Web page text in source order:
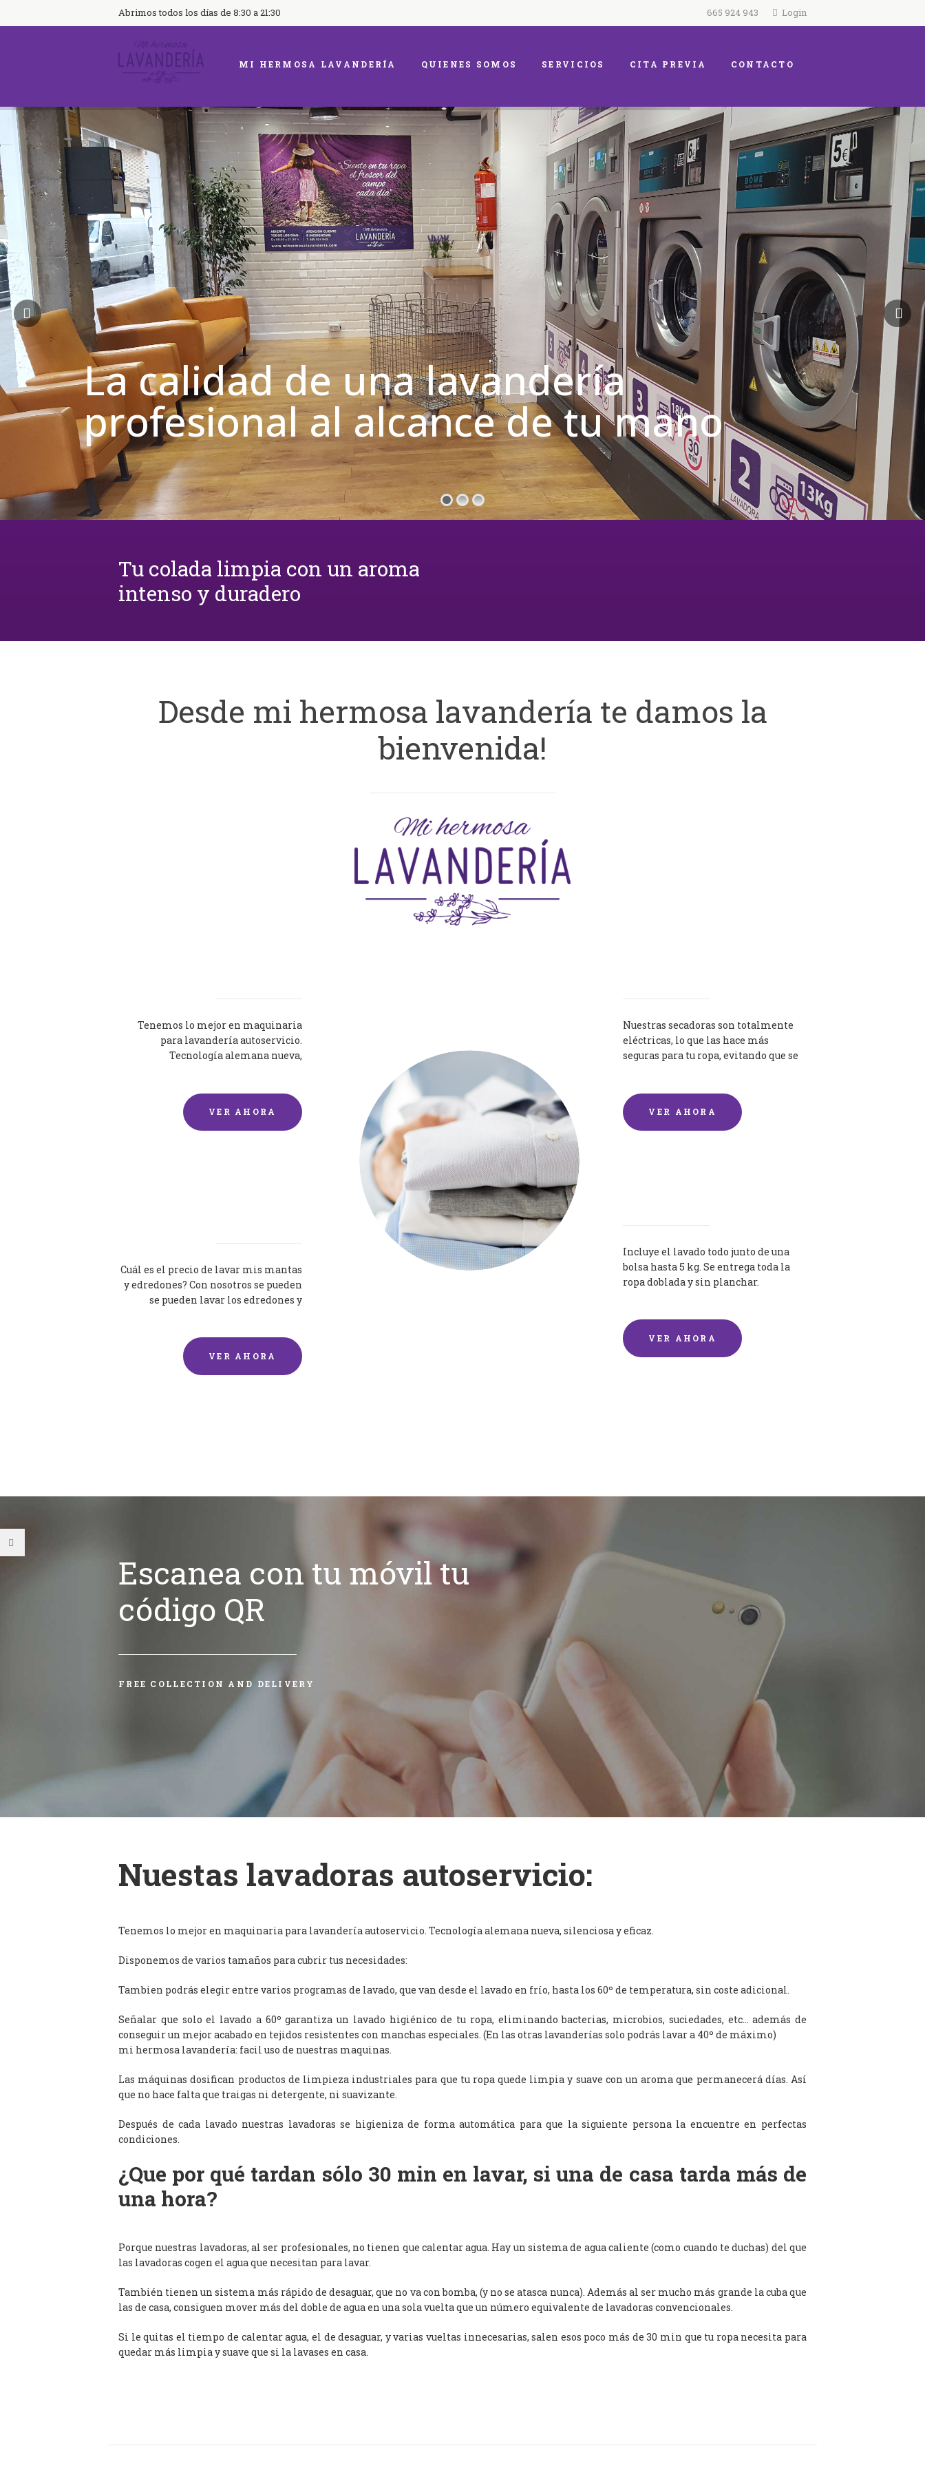
Abrimos todos los días de 8:30 a 21:30 665 924 943 Login
MI HERMOSA LAVANDERÍA QUIENES SOMOS SERVICIOS CITA PREVIA CONTACTO
La calidad de una lavandería
profesional al alcance de tu mano
Tu colada limpia con un aroma
intenso y duradero
Desde mi hermosa lavandería te damos la
bienvenida!
Tenemos lo mejor en maquinaria
para lavandería autoservicio.
Tecnología alemana nueva,
VER AHORA
Nuestras secadoras son totalmente
eléctricas, lo que las hace más
seguras para tu ropa, evitando que se
VER AHORA
Cuál es el precio de lavar mis mantas
y edredones? Con nosotros se pueden
se pueden lavar los edredones y
VER AHORA
Incluye el lavado todo junto de una
bolsa hasta 5 kg. Se entrega toda la
ropa doblada y sin planchar.
VER AHORA
Escanea con tu móvil tu
código QR
FREE COLLECTION AND DELIVERY
Nuestas lavadoras autoservicio:
Tenemos lo mejor en maquinaria para lavandería autoservicio. Tecnología alemana nueva, silenciosa y eficaz.
Disponemos de varios tamaños para cubrir tus necesidades:
Tambien podrás elegir entre varios programas de lavado, que van desde el lavado en frío, hasta los 60º de temperatura, sin coste adicional.
Señalar que solo el lavado a 60º garantiza un lavado higiénico de tu ropa, eliminando bacterias, microbios, suciedades, etc… además de
conseguir un mejor acabado en tejidos resistentes con manchas especiales. (En las otras lavanderías solo podrás lavar a 40º de máximo)
mi hermosa lavandería: facil uso de nuestras maquinas.
Las máquinas dosifican productos de limpieza industriales para que tu ropa quede limpia y suave con un aroma que permanecerá días. Así
que no hace falta que traigas ni detergente, ni suavizante.
Después de cada lavado nuestras lavadoras se higieniza de forma automática para que la siguiente persona la encuentre en perfectas
condiciones.
¿Que por qué tardan sólo 30 min en lavar, si una de casa tarda más de
una hora?
Porque nuestras lavadoras, al ser profesionales, no tienen que calentar agua. Hay un sistema de agua caliente (como cuando te duchas) del que
las lavadoras cogen el agua que necesitan para lavar.
También tienen un sistema más rápido de desaguar, que no va con bomba, (y no se atasca nunca). Además al ser mucho más grande la cuba que
las de casa, consiguen mover más del doble de agua en una sola vuelta que un número equivalente de lavadoras convencionales.
Si le quitas el tiempo de calentar agua, el de desaguar, y varias vueltas innecesarias, salen esos poco más de 30 min que tu ropa necesita para
quedar más limpia y suave que si la lavases en casa.